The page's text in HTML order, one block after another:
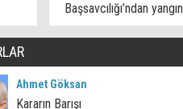
Başsavcılığı’ndan yangın
açıklaması
Ahmet Göksan
Kararın Barışı